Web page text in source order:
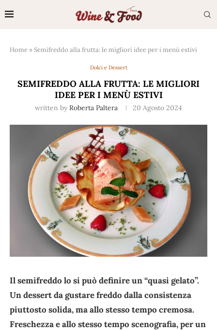
Home »Semifreddo alla frutta: le migliori idee per i menù estivi
Dolci e Dessert
SEMIFREDDO ALLA FRUTTA: LE MIGLIORI
IDEE PER I MENÙ ESTIVI
written by Roberta Paltera 20 Agosto 2024
Il semifreddo lo si può definire un “quasi gelato”.
Un dessert da gustare freddo dalla consistenza
piuttosto solida, ma allo stesso tempo cremosa.
Freschezza e allo stesso tempo scenografia, per un